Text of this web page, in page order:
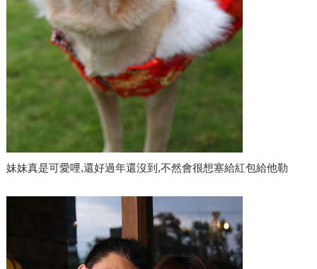
妹妹真是可愛哩,還好過年還沒到,不然會很想塞給紅包給他勒